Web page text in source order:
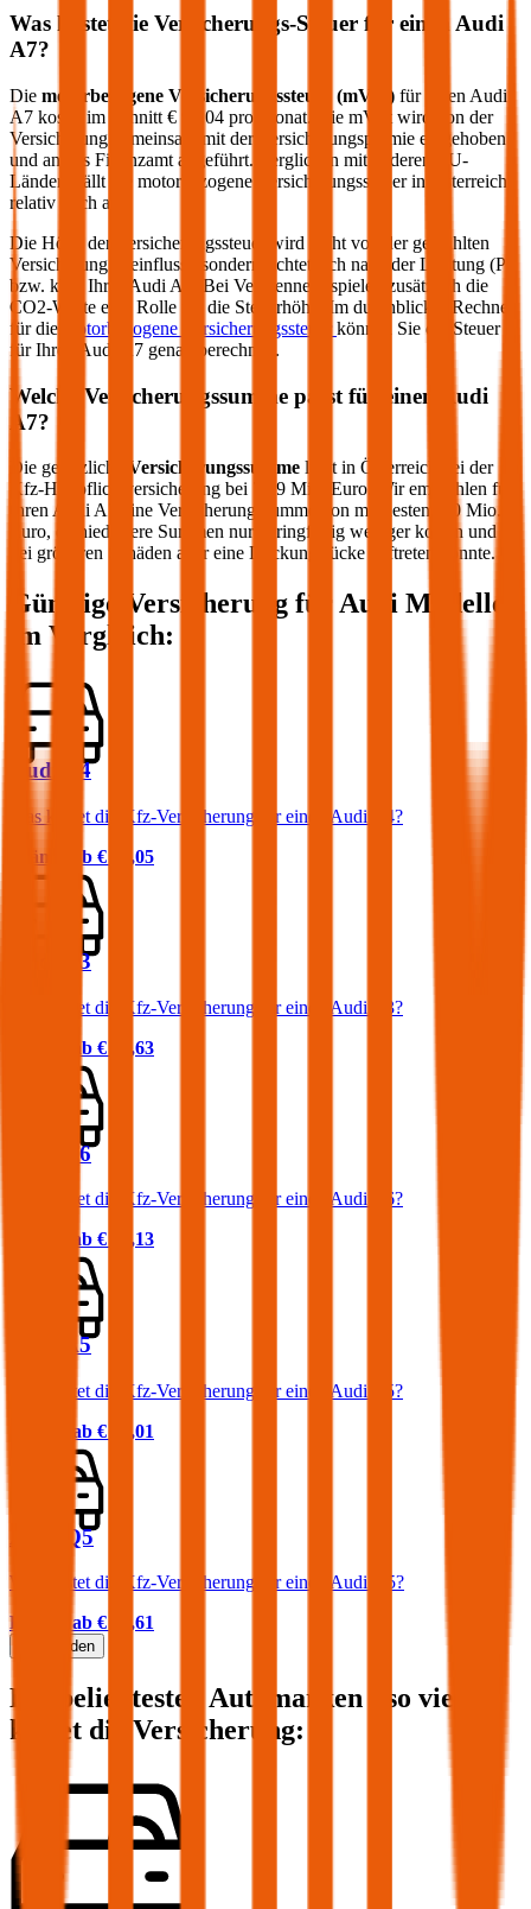
Was kostet die Versicherungs-Steuer für einen Audi
A7?
Die motorbezogene Versicherungssteuer (mVSt) für einen Audi
A7 kostet im Schnitt € 95,04 pro Monat. Die mVSt wird von der
Versicherung gemeinsam mit der Versicherungsprämie eingehoben
und an das Finanzamt abgeführt. Verglichen mit anderen EU-
Ländern fällt die motorbezogene Versicherungssteuer in Österreich
relativ hoch aus.
Die Höhe der Versicherungssteuer wird nicht von der gewählten
Versicherung beeinflusst, sondern richtet sich nach der Leistung (PS
bzw. kW) Ihres
Audi A7
. Bei Verbrennern spielen zusätzlich die
CO2-Werte eine Rolle für die Steuerhöhe. Im durchblicker Rechner
für die
motorbezogene Versicherungssteuer können Sie die Steuer
für Ihren
Audi A7 genau berechnen.
Welche Versicherungssumme passt für einen
Audi
A7?
Die gesetzliche Versicherungssumme liegt in Österreich bei der
Kfz-Haftpflichtversicherung bei 7,79 Mio. Euro. Wir empfehlen für
Ihren Audi A7
eine Versicherungssumme von mindestens 20 Mio.
Euro, da niedrigere Summen nur geringfügig weniger kosten und
bei größeren Schäden aber eine Deckungslücke auftreten könnte.
Günstige Versicherung für Audi Modelle
im Vergleich:
Audi A4
Was kostet die Kfz-Versicherung für einen Audi A4?
Prämie ab € 87,05
Audi A3
Was kostet die Kfz-Versicherung für einen Audi A3?
Prämie ab € 54,63
Audi A6
Was kostet die Kfz-Versicherung für einen Audi A6?
Prämie ab € 69,13
Audi A5
Was kostet die Kfz-Versicherung für einen Audi A5?
Prämie ab € 64,01
Audi Q5
Was kostet die Kfz-Versicherung für einen Audi Q5?
Prämie ab € 85,61
Mehr laden
Die beliebtesten Automarken - so viel
kostet die Versicherung: